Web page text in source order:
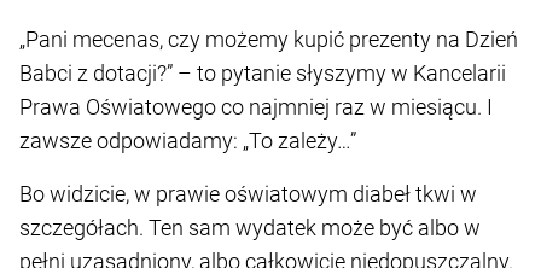
„Pani mecenas, czy możemy kupić prezenty na Dzień
Babci z dotacji?” – to pytanie słyszymy w Kancelarii
Prawa Oświatowego co najmniej raz w miesiącu. I
zawsze odpowiadamy: „To zależy…”
Bo widzicie, w prawie oświatowym diabeł tkwi w
szczegółach. Ten sam wydatek może być albo w
pełni uzasadniony, albo całkowicie niedopuszczalny.